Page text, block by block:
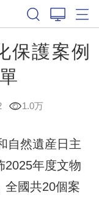
保護案例
1.0万
自然遺産日主
2025年度文物
全國共20個案